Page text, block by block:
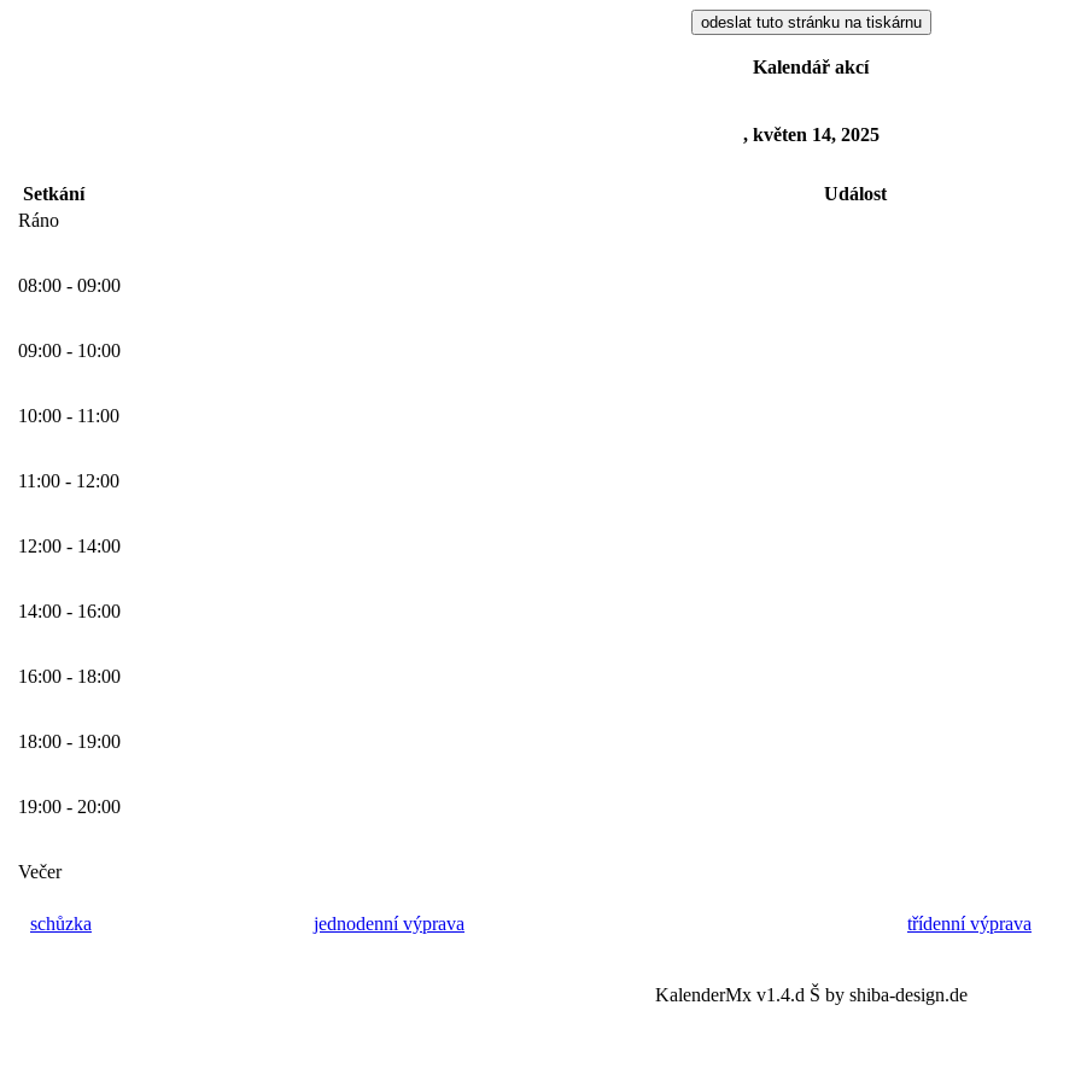
Kalendář akcí
, květen 14, 2025
Setkání
Ráno
08:00 - 09:00
09:00 - 10:00
10:00 - 11:00
11:00 - 12:00
12:00 - 14:00
14:00 - 16:00
16:00 - 18:00
18:00 - 19:00
19:00 - 20:00
Večer
Událost
schůzka jednodenní výprava třídenní výprava
KalenderMx v1.4.d Š by shiba-design.de